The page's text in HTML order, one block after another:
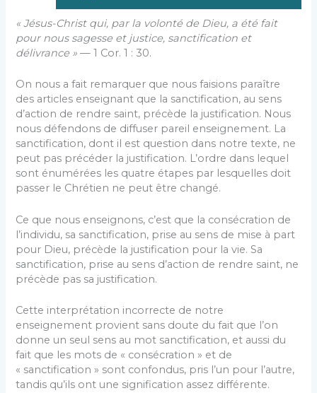
« Jésus-Christ qui, par la volonté de Dieu, a été fait
pour nous sagesse et justice, sanctification et
délivrance » — 1 Cor. 1 : 30.
On nous a fait remarquer que nous faisions paraître
des articles enseignant que la sanctification, au sens
d’action de rendre saint, précède la justification. Nous
nous défendons de diffuser pareil enseignement. La
sanctification, dont il est question dans notre texte, ne
peut pas précéder la justification. L’ordre dans lequel
sont énumérées les quatre étapes par lesquelles doit
passer le Chrétien ne peut être changé.
Ce que nous enseignons, c’est que la consécration de
l’individu, sa sanctification, prise au sens de mise à part
pour Dieu, précède la justification pour la vie. Sa
sanctification, prise au sens d’action de rendre saint, ne
précède pas sa justification.
Cette interprétation incorrecte de notre
enseignement provient sans doute du fait que l’on
donne un seul sens au mot sanctification, et aussi du
fait que les mots de « consécration » et de
« sanctification » sont confondus, pris l’un pour l’autre,
tandis qu’ils ont une signification assez différente.